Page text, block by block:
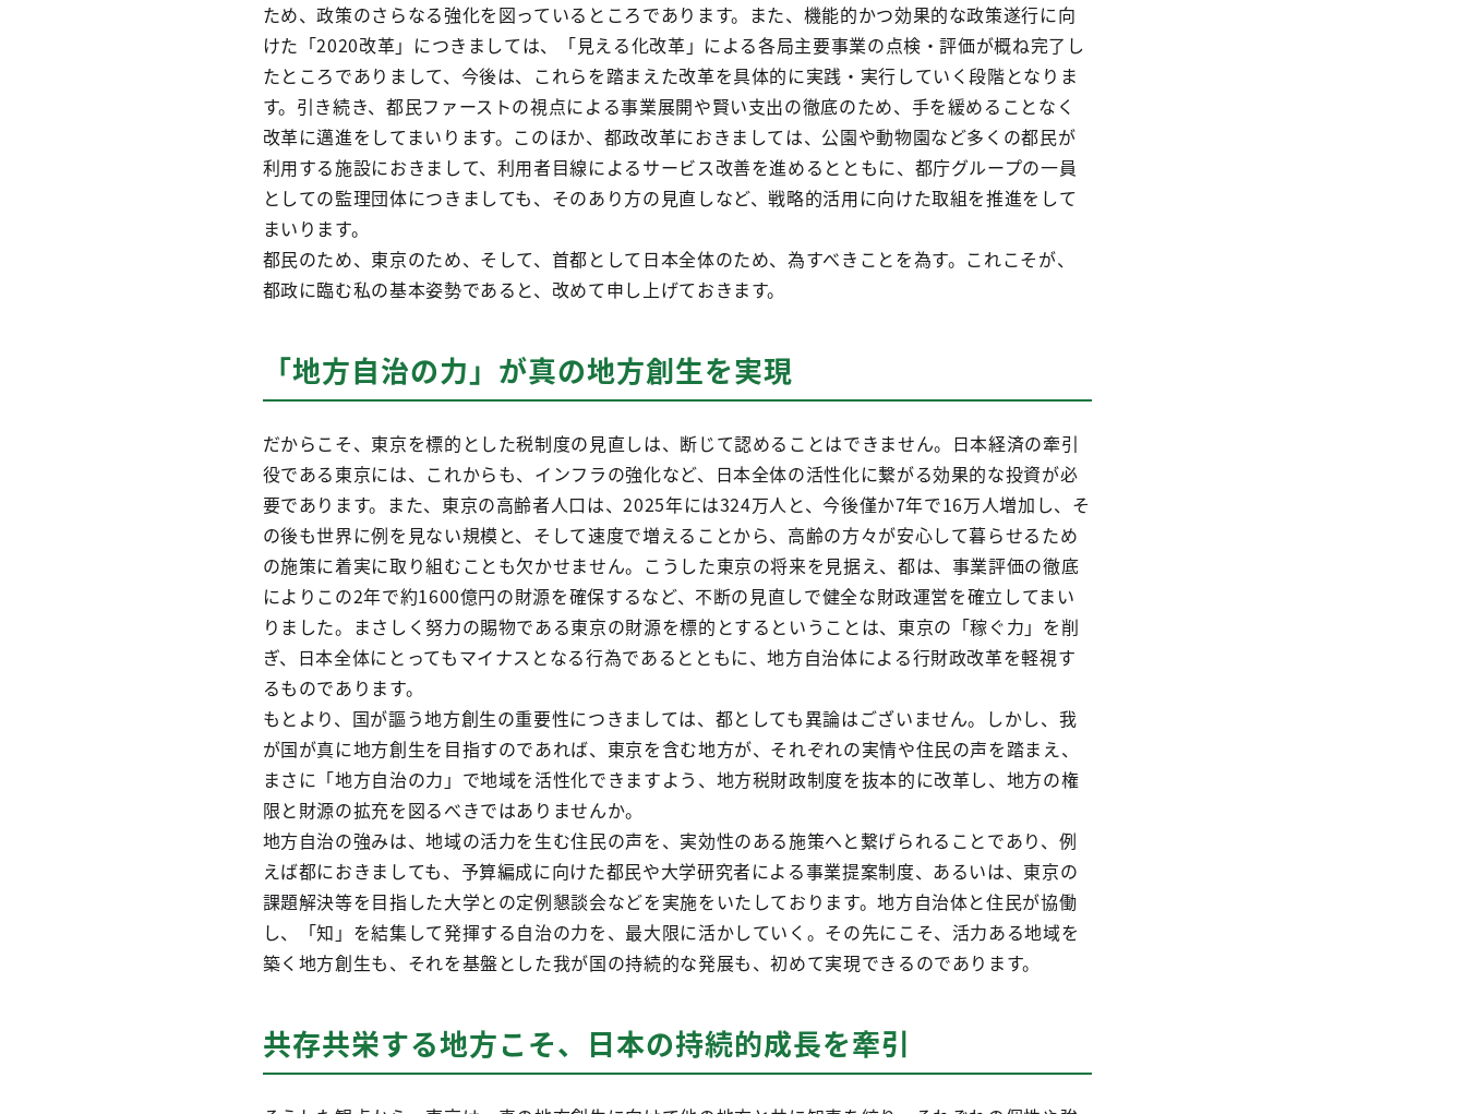
ため、政策のさらなる強化を図っているところであります。また、機能的かつ効果的な政策遂行に向
けた「2020改革」につきましては、「見える化改革」による各局主要事業の点検・評価が概ね完了し
たところでありまして、今後は、これらを踏まえた改革を具体的に実践・実行していく段階となりま
す。引き続き、都民ファーストの視点による事業展開や賢い支出の徹底のため、手を緩めることなく
改革に邁進をしてまいります。このほか、都政改革におきましては、公園や動物園など多くの都民が
利用する施設におきまして、利用者目線によるサービス改善を進めるとともに、都庁グループの一員
としての監理団体につきましても、そのあり方の見直しなど、戦略的活用に向けた取組を推進をして
まいります。
都民のため、東京のため、そして、首都として日本全体のため、為すべきことを為す。これこそが、
都政に臨む私の基本姿勢であると、改めて申し上げておきます。
「地方自治の力」が真の地方創生を実現
だからこそ、東京を標的とした税制度の見直しは、断じて認めることはできません。日本経済の牽引
役である東京には、これからも、インフラの強化など、日本全体の活性化に繋がる効果的な投資が必
要であります。また、東京の高齢者人口は、2025年には324万人と、今後僅か7年で16万人増加し、そ
の後も世界に例を見ない規模と、そして速度で増えることから、高齢の方々が安心して暮らせるため
の施策に着実に取り組むことも欠かせません。こうした東京の将来を見据え、都は、事業評価の徹底
によりこの2年で約1600億円の財源を確保するなど、不断の見直しで健全な財政運営を確立してまい
りました。まさしく努力の賜物である東京の財源を標的とするということは、東京の「稼ぐ力」を削
ぎ、日本全体にとってもマイナスとなる行為であるとともに、地方自治体による行財政改革を軽視す
るものであります。
もとより、国が謳う地方創生の重要性につきましては、都としても異論はございません。しかし、我
が国が真に地方創生を目指すのであれば、東京を含む地方が、それぞれの実情や住民の声を踏まえ、
まさに「地方自治の力」で地域を活性化できますよう、地方税財政制度を抜本的に改革し、地方の権
限と財源の拡充を図るべきではありませんか。
地方自治の強みは、地域の活力を生む住民の声を、実効性のある施策へと繋げられることであり、例
えば都におきましても、予算編成に向けた都民や大学研究者による事業提案制度、あるいは、東京の
課題解決等を目指した大学との定例懇談会などを実施をいたしております。地方自治体と住民が協働
し、「知」を結集して発揮する自治の力を、最大限に活かしていく。その先にこそ、活力ある地域を
築く地方創生も、それを基盤とした我が国の持続的な発展も、初めて実現できるのであります。
共存共栄する地方こそ、日本の持続的成長を牽引